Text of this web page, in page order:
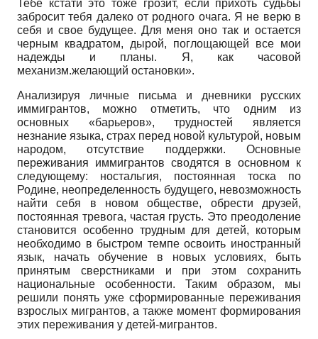
Тебе кстати это тоже грозит, если прихоть судьбы
забросит тебя далеко от родного очага. Я не верю в
себя и свое будущее. Для меня оно так и остается
черным квадратом, дырой, поглощающей все мои
надежды и планы. Я, как часовой
механизм.желающий остановки».
Анализируя личные письма и дневники русских
иммигрантов, можно отметить, что одним из
основных «барьеров», трудностей является
незнание языка, страх перед новой культурой, новым
народом, отсутствие поддержки. Основные
переживания иммигрантов сводятся в основном к
следующему: ностальгия, постоянная тоска по
Родине, неопределенность будущего, невозможность
найти себя в новом обществе, обрести друзей,
постоянная тревога, частая грусть. Это преодоление
становится особенно трудным для детей, которым
необходимо в быстром темпе освоить иностранный
язык, начать обучение в новых условиях, быть
принятым сверстниками и при этом сохранить
национальные особенности. Таким образом, мы
решили понять уже сформированные переживания
взрослых мигрантов, а также момент формирования
этих переживания у детей-мигрантов.